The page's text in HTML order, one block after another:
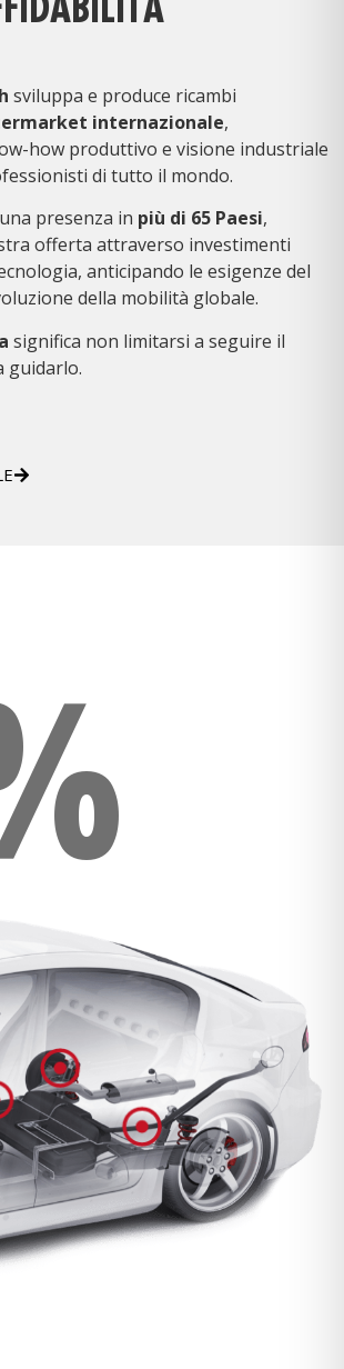
sviluppa e produce ricambi
internazionale,
how produttivo e visione industriale
di tutto il mondo.
presenza in più di 65 Paesi,
offerta attraverso investimenti
anticipando le esigenze del
della mobilità globale.
significa non limitarsi a seguire il
guidarlo.